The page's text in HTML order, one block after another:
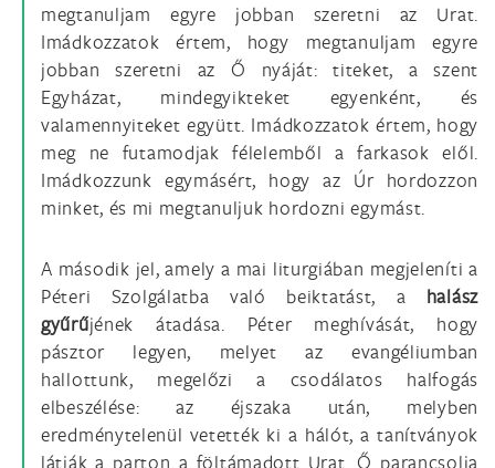
megtanuljam egyre jobban szeretni az Urat.
Imádkozzatok értem, hogy megtanuljam egyre
jobban szeretni az Ő nyáját: titeket, a szent
Egyházat, mindegyikteket egyenként, és
valamennyiteket együtt. Imádkozzatok értem, hogy
meg ne futamodjak félelemből a farkasok elől.
Imádkozzunk egymásért, hogy az Úr hordozzon
minket, és mi megtanuljuk hordozni egymást.
A második jel, amely a mai liturgiában megjeleníti a
Péteri Szolgálatba való beiktatást, a halász
gyűrűjének átadása. Péter meghívását, hogy
pásztor legyen, melyet az evangéliumban
hallottunk, megelőzi a csodálatos halfogás
elbeszélése: az éjszaka után, melyben
eredménytelenül vetették ki a hálót, a tanítványok
látják a parton a föltámadott Urat. Ő parancsolja